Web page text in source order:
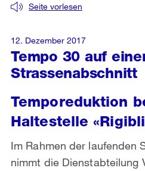
Tempo 30 auf
Strassenabschnitt
Seite vorlesen
Temporeduktion
Haltestelle
Im Rahmen der laufenden
nimmt die Dienstabteilung
12. Dezember 2017